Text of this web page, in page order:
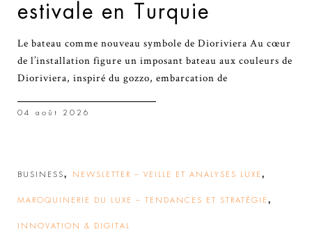
estivale en Turquie
Le bateau comme nouveau symbole de Dioriviera Au cœur
de l’installation figure un imposant bateau aux couleurs de
Dioriviera, inspiré du gozzo, embarcation de
04 août 2026
BUSINESS, NEWSLETTER – VEILLE ET ANALYSES LUXE ,
MAROQUINERIE DU LUXE – TENDANCES ET STRATÉGIE ,
INNOVATION & DIGITAL